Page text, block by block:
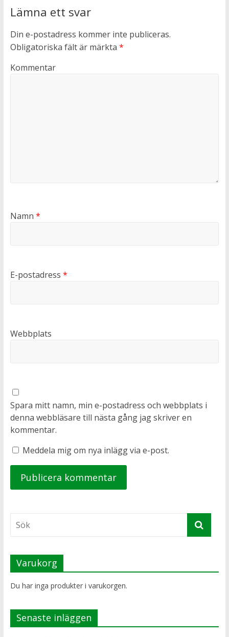
Lämna ett svar
Din e-postadress kommer inte publiceras.
Obligatoriska fält är märkta *
Kommentar
Namn *
E-postadress *
Webbplats
Spara mitt namn, min e-postadress och webbplats i
denna webbläsare till nästa gång jag skriver en
kommentar.
Meddela mig om nya inlägg via e-post.
Varukorg
Du har inga produkter i varukorgen.
Senaste inläggen